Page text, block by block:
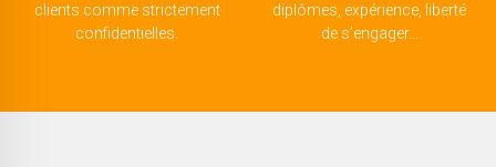
clients comme strictement
confidentielles.
diplômes, expérience, liberté
de s’engager...